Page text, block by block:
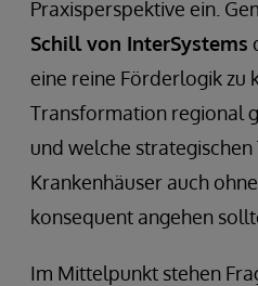
Praxisperspektive ein.
Schill von InterSystems
eine reine Förderlogik zu
Transformation regional
und welche strategischen
Krankenhäuser auch
konsequent angehen
Im Mittelpunkt stehen